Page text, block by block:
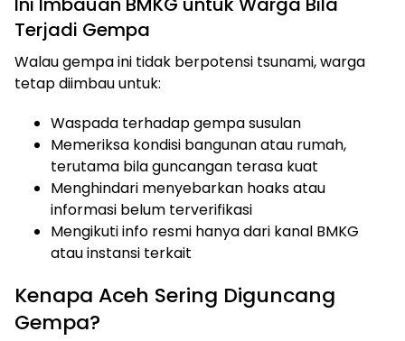
Terjadi Gempa
Walau gempa ini tidak berpotensi tsunami, warga
tetap diimbau untuk:
Waspada terhadap gempa susulan
Memeriksa kondisi bangunan atau rumah,
terutama bila guncangan terasa kuat
Menghindari menyebarkan hoaks atau
informasi belum terverifikasi
Mengikuti info resmi hanya dari kanal BMKG
atau instansi terkait
Kenapa Aceh Sering Diguncang
Gempa?